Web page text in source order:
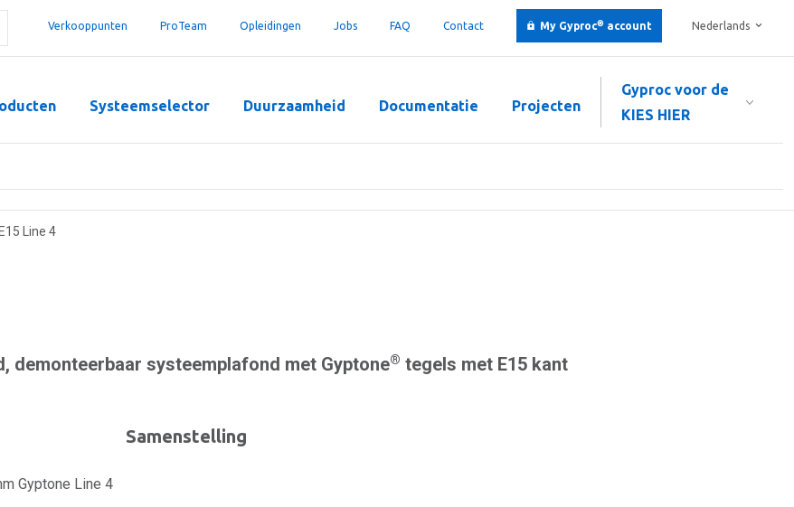
Nederlands
Verkooppunten ProTeam Opleidingen Jobs FAQ Contact My Gyproc® account
Gyproc voor de
KIES HIER
Systeemselector Duurzaamheid Documentatie Projecten
Line 4
demonteerbaar systeemplafond met Gyptone® tegels met E15 kant
Samenstelling
Gyptone Line 4